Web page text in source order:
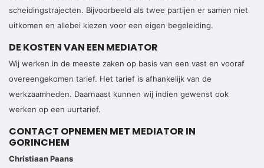
scheidingstrajecten. Bijvoorbeeld als twee partijen er samen niet
uitkomen en allebei kiezen voor een eigen begeleiding.
DE KOSTEN VAN EEN MEDIATOR
Wij werken in de meeste zaken op basis van een vast en vooraf
overeengekomen tarief. Het tarief is afhankelijk van de
werkzaamheden. Daarnaast kunnen wij indien gewenst ook
werken op een uurtarief.
CONTACT OPNEMEN MET MEDIATOR IN
GORINCHEM
Christiaan Paans